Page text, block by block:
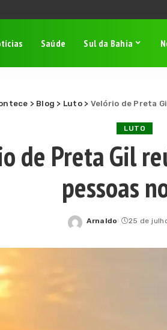
Saúde Sul da Bahia
> Blog > Luto> Velório de Preta
LUTO
de Preta Gil
pessoas
Posted
Arnaldo 25 de